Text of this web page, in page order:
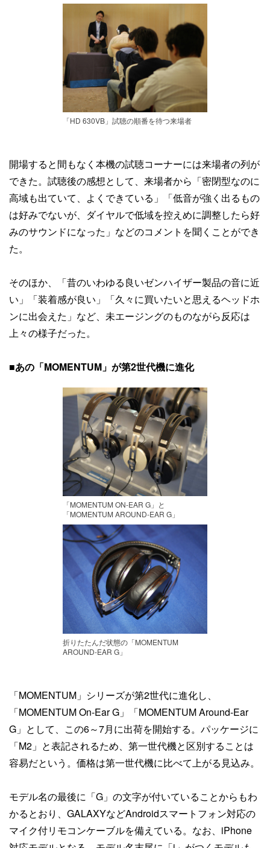
「HD 630VB」試聴の順番を待つ来場者
開場すると間もなく本機の試聴コーナーには来場者の列が
できた。試聴後の感想として、来場者から「密閉型なのに
高域も出ていて、よくできている」「低音が強く出るもの
は好みでないが、ダイヤルで低域を控えめに調整したら好
みのサウンドになった」などのコメントを聞くことができ
た。
そのほか、「昔のいわゆる良いゼンハイザー製品の音に近
い」「装着感が良い」「久々に買いたいと思えるヘッドホ
ンに出会えた」など、未エージングのものながら反応は
上々の様子だった。
■あの「MOMENTUM」が第2世代機に進化
「MOMENTUM ON-EAR G」と
「MOMENTUM AROUND-EAR G」
折りたたんだ状態の「MOMENTUM
AROUND-EAR G」
「MOMENTUM」シリーズが第2世代に進化し、
「MOMENTUM On-Ear G」「MOMENTUM Around-Ear
G」として、この6～7月に出荷を開始する。パッケージに
「M2」と表記されるため、第一世代機と区別することは
容易だという。価格は第一世代機に比べて上がる見込み。
モデル名の最後に「G」の文字が付いていることからもわ
かるとおり、GALAXYなどAndroidスマートフォン対応の
マイク付リモコンケーブルを備えている。なお、iPhone